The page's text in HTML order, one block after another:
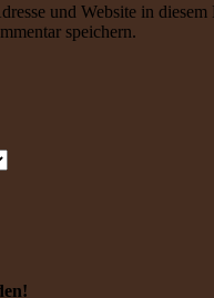
und Website in
speichern.